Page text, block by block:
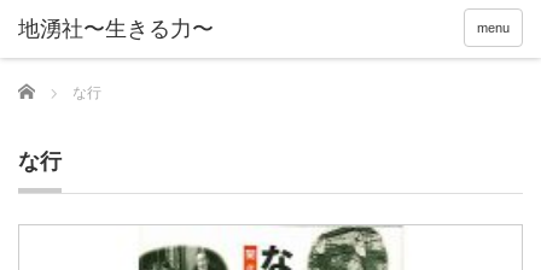
menu
Home な行
な行